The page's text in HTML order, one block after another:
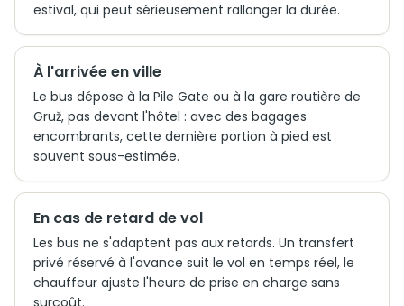
estival, qui peut sérieusement rallonger la durée.
À l'arrivée en ville
Le bus dépose à la Pile Gate ou à la gare routière de
Gruž, pas devant l'hôtel : avec des bagages
encombrants, cette dernière portion à pied est
souvent sous-estimée.
En cas de retard de vol
Les bus ne s'adaptent pas aux retards. Un transfert
privé réservé à l'avance suit le vol en temps réel, le
chauffeur ajuste l'heure de prise en charge sans
surcoût.